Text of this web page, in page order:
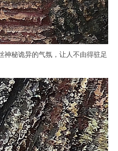
神秘诡异的气氛，让人不由得驻足